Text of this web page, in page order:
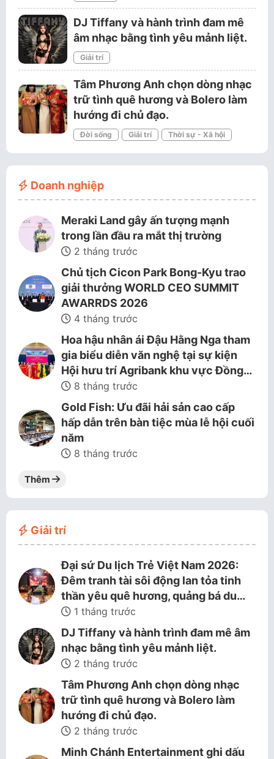
DJ Tiffany và hành trình đam mê
âm nhạc bằng tình yêu mảnh liệt.
Giải trí
Tâm Phương Anh chọn dòng nhạc
trữ tình quê hương và Bolero làm
hướng đi chủ đạo.
Đời sống Giải trí Thời sự - Xã hội
Doanh nghiệp
Meraki Land gây ấn tượng mạnh
trong lần đầu ra mắt thị trường
2 tháng trước
Chủ tịch Cicon Park Bong-Kyu trao
giải thưởng WORLD CEO SUMMIT
AWARRDS 2026
4 tháng trước
Hoa hậu nhân ái Đậu Hằng Nga tham
gia biểu diễn văn nghệ tại sự kiện
Hội hưu trí Agribank khu vực Đồng…
8 tháng trước
Gold Fish: Ưu đãi hải sản cao cấp
hấp dẫn trên bàn tiệc mùa lễ hội cuối
năm
8 tháng trước
Thêm
Giải trí
Đại sứ Du lịch Trẻ Việt Nam 2026:
Đêm tranh tài sôi động lan tỏa tinh
thần yêu quê hương, quảng bá du…
1 tháng trước
DJ Tiffany và hành trình đam mê âm
nhạc bằng tình yêu mảnh liệt.
2 tháng trước
Tâm Phương Anh chọn dòng nhạc
trữ tình quê hương và Bolero làm
hướng đi chủ đạo.
2 tháng trước
Minh Chánh Entertainment ghi dấu